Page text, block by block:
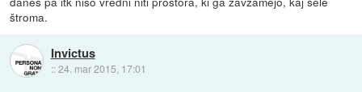
štroma.
Invictus
::24. mar 2015, 17:01